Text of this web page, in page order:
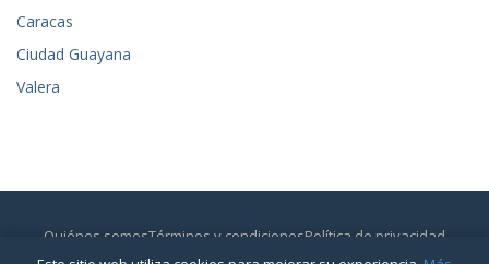
Caracas
Ciudad Guayana
Valera
Quiénes somosTérminos y condicionesPolítica de privacidad
Contactar